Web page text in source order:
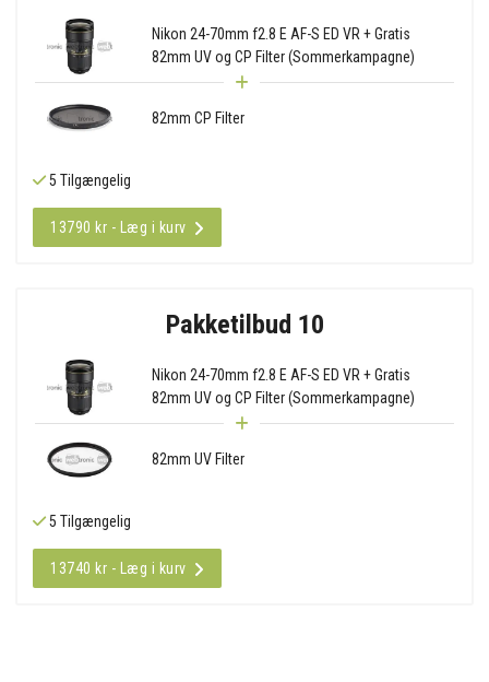
Nikon 24-70mm f2.8 E AF-S ED VR + Gratis
82mm UV og CP Filter (Sommerkampagne)
82mm CP Filter
5 Tilgængelig
13790 kr - Læg i kurv
Pakketilbud 10
Nikon 24-70mm f2.8 E AF-S ED VR + Gratis
82mm UV og CP Filter (Sommerkampagne)
82mm UV Filter
5 Tilgængelig
13740 kr - Læg i kurv